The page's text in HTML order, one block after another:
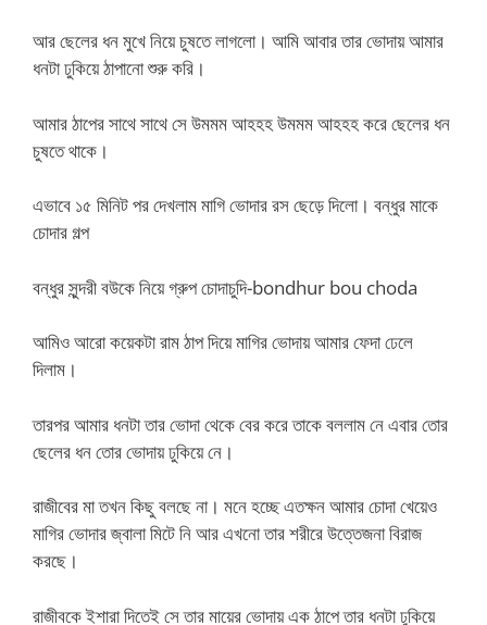
আর ছেলের ধন মুখে নিয়ে চুষতে লাগলো। আমি আবার তার ভোদায় আমার
ধনটা ঢুকিয়ে ঠাপানো শুরু করি।
আমার ঠাপের সাথে সাথে সে উমমম আহহহ উমমম আহহহ করে ছেলের ধন
চুষতে থাকে।
এভাবে ১৫ মিনিট পর দেখলাম মাগি ভোদার রস ছেড়ে দিলো। বন্ধুর মাকে
চোদার গল্প
বন্ধুর সুন্দরী বউকে নিয়ে গ্রুপ চোদাচুদি-bondhur bou choda
আমিও আরো কয়েকটা রাম ঠাপ দিয়ে মাগির ভোদায় আমার ফেদা ঢেলে
দিলাম।
তারপর আমার ধনটা তার ভোদা থেকে বের করে তাকে বললাম নে এবার তোর
ছেলের ধন তোর ভোদায় ঢুকিয়ে নে।
রাজীবের মা তখন কিছু বলছে না। মনে হচ্ছে এতক্ষন আমার চোদা খেয়েও
মাগির ভোদার জ্বালা মিটে নি আর এখনো তার শরীরে উত্তেজনা বিরাজ
করছে।
রাজীবকে ইশারা দিতেই সে তার মায়ের ভোদায় এক ঠাপে তার ধনটা ঢুকিয়ে